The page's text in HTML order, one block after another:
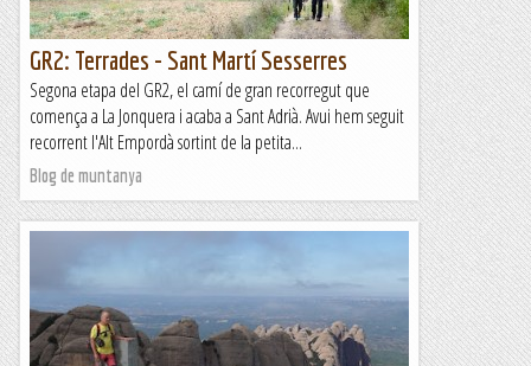
GR2: Terrades - Sant Martí Sesserres
Segona etapa del GR2, el camí de gran recorregut que
comença a La Jonquera i acaba a Sant Adrià. Avui hem seguit
recorrent l'Alt Empordà sortint de la petita...
Blog de muntanya